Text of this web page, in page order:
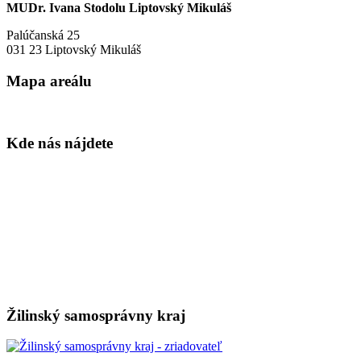
MUDr. Ivana Stodolu Liptovský Mikuláš
Palúčanská 25
031 23 Liptovský Mikuláš
Mapa areálu
Kde nás nájdete
Žilinský samosprávny kraj